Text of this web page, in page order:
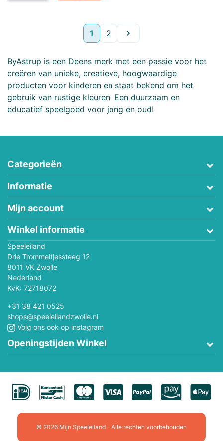
1 2 Volgende

ByAstrup is een Deens merk met een passie voor het
creëren van unieke, creatieve, hoogwaardige
producten voor kinderen en staat bekend om het
gebruik van rustige kleuren. Een duurzaam en
educatief speelgoed voor jong en oud!
Categorieën
Informatie
Mijn account
Winkel informatie
Speeleiland
Drie Trommeltjessteeg 12
8011 VK Zwolle
Nederland
KvK: 72718072
+31 38 421 0525
shops@speeleilandzwolle.nl
Volg ons ook op instagram
Openingstijden Winkel
© 2026 Mijn Speeleiland - Alle rechten voorbehouden